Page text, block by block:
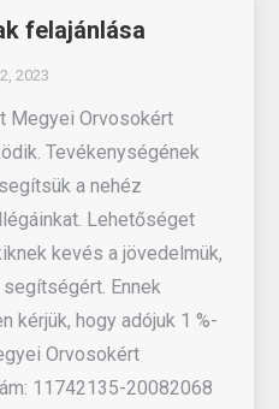
felajánlása
2023
Megyei Orvosokért
Tevékenységének
a nehéz
Lehetőséget
kevés a jövedelmük,
Ennek
kérjük, hogy adójuk 1 %-
Orvosokért
11742135-20082068